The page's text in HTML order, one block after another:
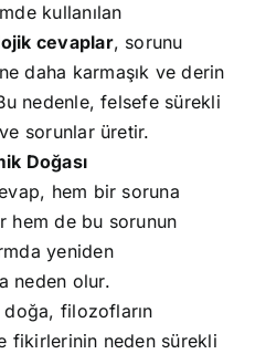
kullanılan
cevaplar, sorunu
daha karmaşık ve derin
nedenle, felsefe sürekli
sorunlar üretir.
Doğası
hem bir soruna
hem de bu sorunun
yeniden
neden olur.
filozofların
fikirlerinin neden sürekli